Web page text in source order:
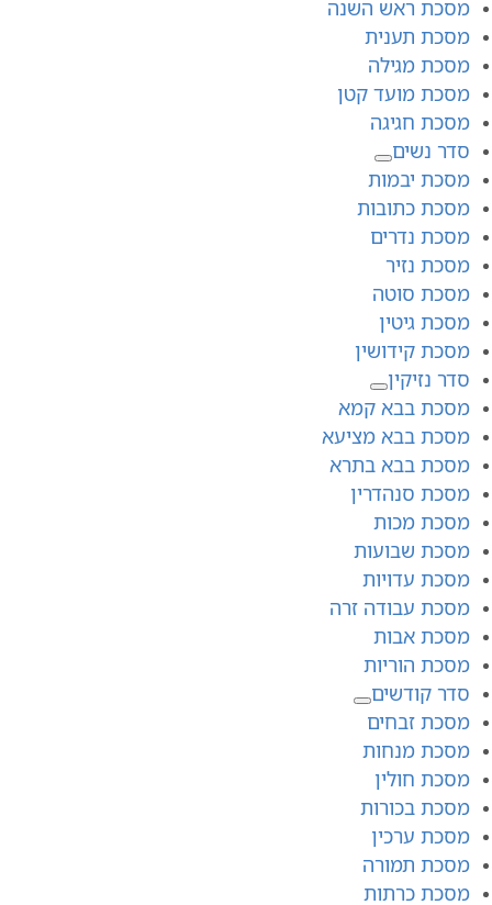
מסכת ראש השנה
מסכת תענית
מסכת מגילה
מסכת מועד קטן
מסכת חגיגה
סדר נשים
מסכת יבמות
מסכת כתובות
מסכת נדרים
מסכת נזיר
מסכת סוטה
מסכת גיטין
מסכת קידושין
סדר נזיקין
מסכת בבא קמא
מסכת בבא מציעא
מסכת בבא בתרא
מסכת סנהדרין
מסכת מכות
מסכת שבועות
מסכת עדויות
מסכת עבודה זרה
מסכת אבות
מסכת הוריות
סדר קודשים
מסכת זבחים
מסכת מנחות
מסכת חולין
מסכת בכורות
מסכת ערכין
מסכת תמורה
מסכת כרתות